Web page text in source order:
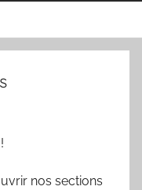
!
nos sections